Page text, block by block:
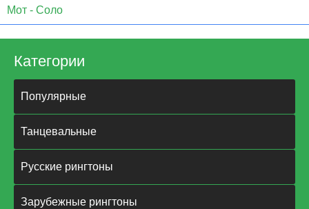
Мот - Соло
Категории
Популярные
Танцевальные
Русские рингтоны
Зарубежные рингтоны